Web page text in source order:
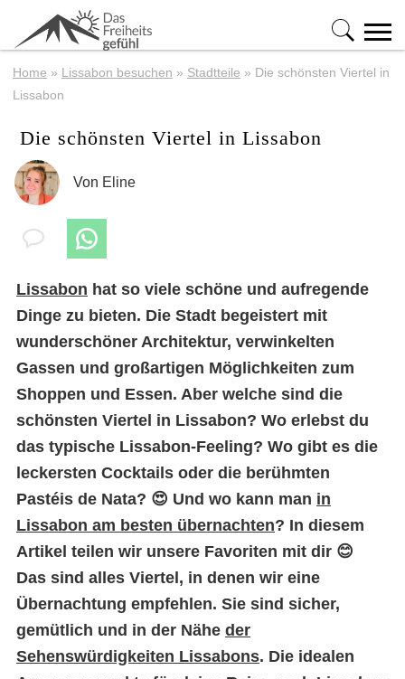
Home » Lissabon besuchen » Stadtteile » Die schönsten Viertel in
Lissabon
Die schönsten Viertel in Lissabon
Von Eline
Lissabon hat so viele schöne und aufregende
Dinge zu bieten. Die Stadt begeistert mit
wunderschöner Architektur, verwinkelten
Gassen und großartigen Möglichkeiten zum
Shoppen und Essen. Aber welche sind die
schönsten Viertel in Lissabon? Wo erlebst du
das typische Lissabon-Feeling? Wo gibt es die
leckersten Cocktails oder die berühmten
Pastéis de Nata? 😍 Und wo kann man in
Lissabon am besten übernachten? In diesem
Artikel teilen wir unsere Favoriten mit dir 😊
Das sind alles Viertel, in denen wir eine
Übernachtung empfehlen. Sie sind sicher,
gemütlich und in der Nähe der
Sehenswürdigkeiten Lissabons. Die idealen